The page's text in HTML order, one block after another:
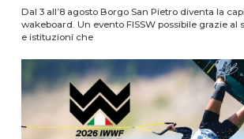
Dal 3 all’8 agosto Borgo San Pietro diventa la
wakeboard. Un evento FISSW possibile grazie al
e istituzioni che